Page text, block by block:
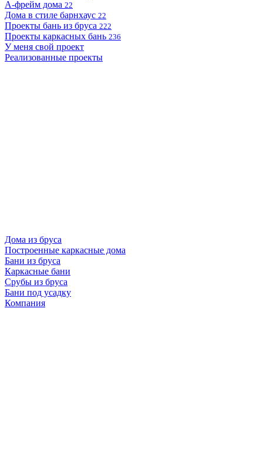
А-фрейм дома 22
Дома в стиле барнхаус 22
Проекты бань из бруса 222
Проекты каркасных бань 236
У меня свой проект
Реализованные проекты
Дома из бруса
Построенные каркасные дома
Бани из бруса
Каркасные бани
Срубы из бруса
Бани под усадку
Компания